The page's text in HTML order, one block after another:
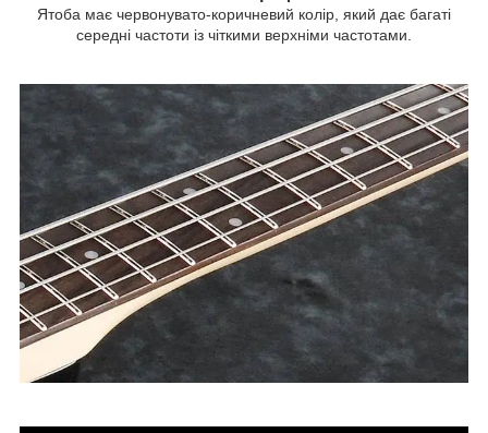
Ятоба має червонувато-коричневий колір, який дає багаті
середні частоти із чіткими верхніми частотами.